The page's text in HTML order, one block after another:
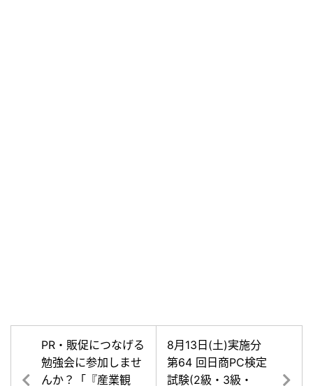
PR・販促につなげる
勉強会に参加しませ
んか？「『産業観
8月13日(土)実施分
第64 回日商PC検定
試験(2級・3級・